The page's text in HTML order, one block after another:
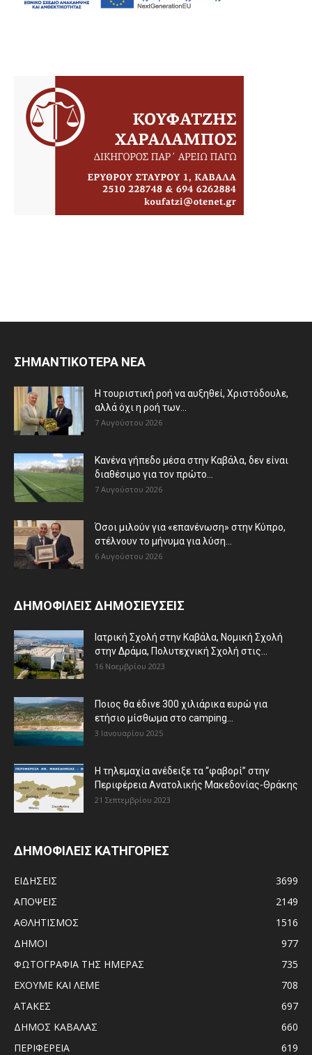
ΣΗΜΑΝΤΙΚΟΤΕΡΑ ΝΕΑ
Η τουριστική ροή να αυξηθεί, Χριστόδουλε,
αλλά όχι η ροή των...
7 Αυγούστου 2026
Κανένα γήπεδο μέσα στην Καβάλα, δεν είναι
διαθέσιμο για τον πρώτο...
7 Αυγούστου 2026
Όσοι μιλούν για «επανένωση» στην Κύπρο,
στέλνουν το μήνυμα για λύση...
6 Αυγούστου 2026
ΔΗΜΟΦΙΛΕΙΣ ΔΗΜΟΣΙΕΥΣΕΙΣ
Ιατρική Σχολή στην Καβάλα, Νομική Σχολή
στην Δράμα, Πολυτεχνική Σχολή στις...
16 Νοεμβρίου 2023
Ποιος θα έδινε 300 χιλιάρικα ευρώ για
ετήσιο μίσθωμα στο camping...
3 Ιανουαρίου 2025
Η τηλεμαχία ανέδειξε τα “φαβορί” στην
Περιφέρεια Ανατολικής Μακεδονίας-Θράκης
21 Σεπτεμβρίου 2023
ΔΗΜΟΦΙΛΕΙΣ ΚΑΤΗΓΟΡΙΕΣ
ΕΙΔΗΣΕΙΣ
3699
ΑΠΟΨΕΙΣ
2149
ΑΘΛΗΤΙΣΜΟΣ
1516
ΔΗΜΟΙ
977
ΦΩΤΟΓΡΑΦΙΑ ΤΗΣ ΗΜΕΡΑΣ
735
ΕΧΟΥΜΕ ΚΑΙ ΛΕΜΕ
708
ΑΤΑΚΕΣ
697
ΔΗΜΟΣ ΚΑΒΑΛΑΣ
660
ΠΕΡΙΦΕΡΕΙΑ
619